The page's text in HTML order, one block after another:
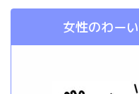
女性のわー